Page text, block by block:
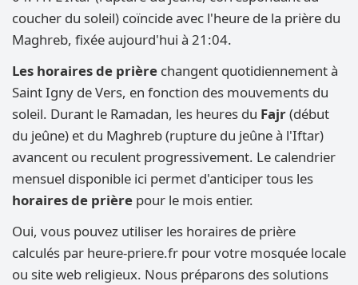
coucher du soleil) coïncide avec l'heure de la prière du
Maghreb, fixée aujourd'hui à 21:04.
Les horaires de prière changent quotidiennement à
Saint Igny de Vers, en fonction des mouvements du
soleil. Durant le Ramadan, les heures du Fajr(début
du jeûne) et du Maghreb (rupture du jeûne à l'Iftar)
avancent ou reculent progressivement. Le calendrier
mensuel disponible ici permet d'anticiper tous les
horaires de prière pour le mois entier.
Oui, vous pouvez utiliser les horaires de prière
calculés par heure-priere.fr pour votre mosquée locale
ou site web religieux. Nous préparons des solutions